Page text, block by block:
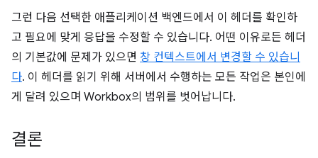
그런 다음 선택한 애플리케이션 백엔드에서 이 헤더를 확인하
고 필요에 맞게 응답을 수정할 수 있습니다. 어떤 이유로든 헤더
의 기본값에 문제가 있으면 창 컨텍스트에서 변경할 수 있습니
다. 이 헤더를 읽기 위해 서버에서 수행하는 모든 작업은 본인에
게 달려 있으며 Workbox의 범위를 벗어납니다.
결론